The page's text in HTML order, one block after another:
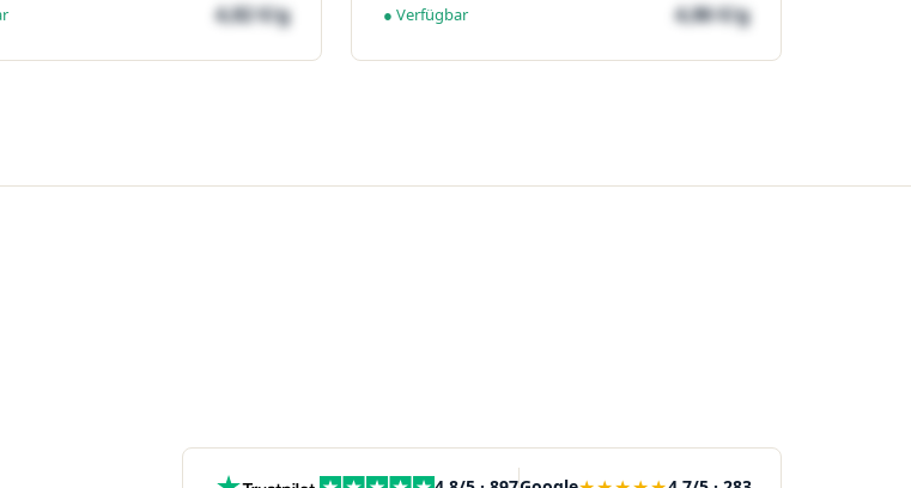
4,82 €/g ● Verfügbar 4,86 €/g